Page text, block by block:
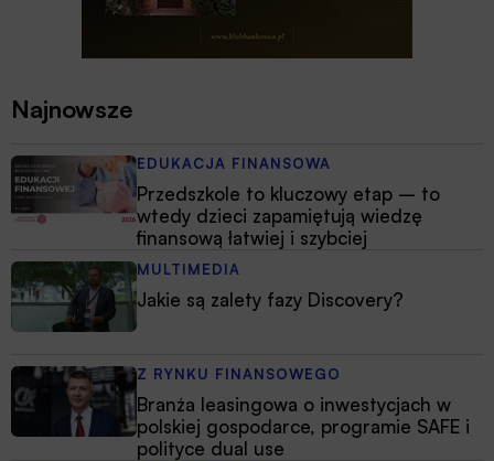
Najnowsze
EDUKACJA FINANSOWA
Przedszkole to kluczowy etap – to
wtedy dzieci zapamiętują wiedzę
finansową łatwiej i szybciej
MULTIMEDIA
Jakie są zalety fazy Discovery?
Z RYNKU FINANSOWEGO
Branża leasingowa o inwestycjach w
polskiej gospodarce, programie SAFE i
polityce dual use